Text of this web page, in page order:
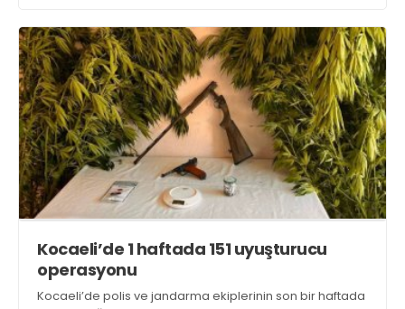
Kocaeli’de 1 haftada 151 uyuşturucu
operasyonu
Kocaeli’de polis ve jandarma ekiplerinin son bir haftada